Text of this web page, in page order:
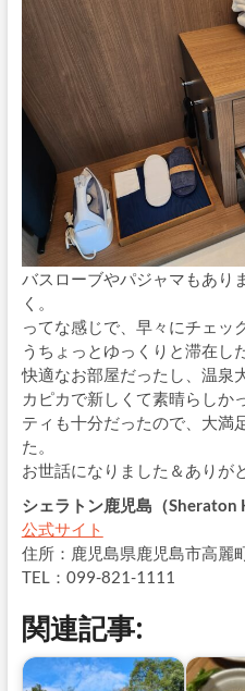
バスローブやパジャマもあり
く。
ってな感じで、早々にチェッ
うちょっとゆっくりと滞在し
快適なお部屋だったし、温泉
カピカで新しくて素晴らしか
ティも十分だったので、大満
た。
お世話になりました＆ありが
シェラトン鹿児島（Sheraton
公式サイト
住所：鹿児島県鹿児島市高麗
TEL：099-821-1111
関連記事: